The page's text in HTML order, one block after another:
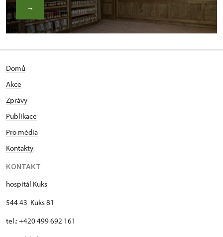
→
Domů
Akce
Zprávy
Publikace
Pro média
Kontakty
KONTAKT
hospitál Kuks
544 43 Kuks 81
tel.: +420 499 692 161